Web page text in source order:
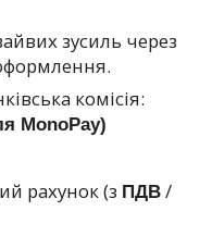
зусиль через
комісія:
MonoPay)
рахунок (з ПДВ /